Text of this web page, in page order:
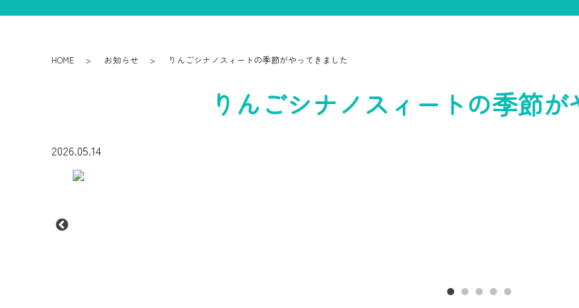
HOME お知らせ りんごシナノスィートの季節がやってきました
りんごシナノスィートの季節
2026.05.14